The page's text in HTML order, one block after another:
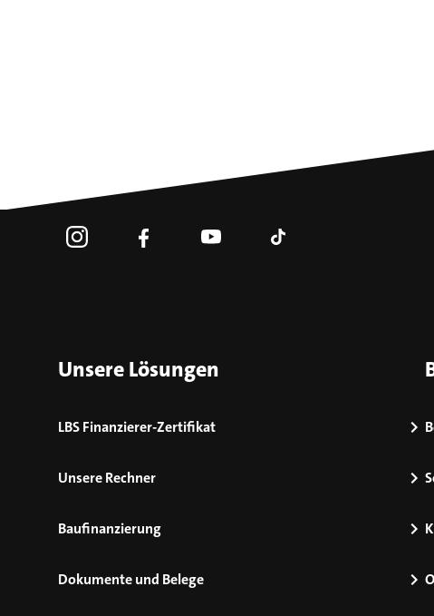
Unsere Lösungen
LBS Finanzierer-Zertifikat
Unsere Rechner
Baufinanzierung
Dokumente und Belege